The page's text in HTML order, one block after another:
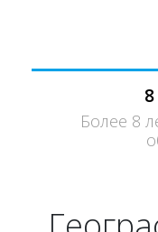
Более 8